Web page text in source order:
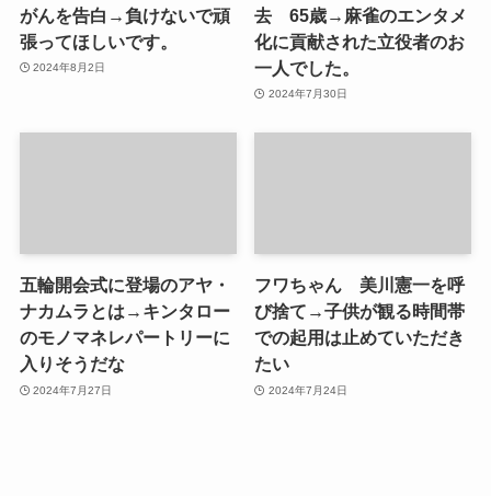
がんを告白→負けないで頑
張ってほしいです。
2024年8月2日
去 65歳→麻雀のエンタメ
化に貢献された立役者のお
一人でした。
2024年7月30日
五輪開会式に登場のアヤ・
ナカムラとは→キンタロー
のモノマネレパートリーに
入りそうだな
2024年7月27日
フワちゃん 美川憲一を呼
び捨て→子供が観る時間帯
での起用は止めていただき
たい
2024年7月24日